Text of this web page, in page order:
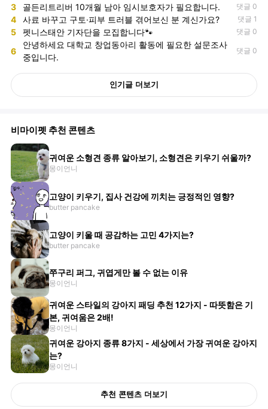
3 골든리트리버 10개월 남아 임시보호자가 필요합니다. 댓글 0
4 사료 바꾸고 구토·피부 트러블 겪어보신 분 계신가요? 댓글 1
5 펫니스태안 기자단을 모집합니다🐾 댓글 0
6
안녕하세요 대학교 창업동아리 활동에 필요한 설문조사
중입니다.
댓글 0
인기글 더보기
비마이펫 추천 콘텐츠
귀여운 소형견 종류 알아보기, 소형견은 키우기 쉬울까?
몽이언니
고양이 키우기, 집사 건강에 끼치는 긍정적인 영향?
butter pancake
고양이 키울 때 공감하는 고민 4가지는?
butter pancake
쭈구리 퍼그, 귀엽게만 볼 수 없는 이유
몽이언니
귀여운 스타일의 강아지 패딩 추천 12가지 - 따뜻함은 기
본, 귀여움은 2배!
몽이언니
귀여운 강아지 종류 8가지 - 세상에서 가장 귀여운 강아지
는?
몽이언니
추천 콘텐츠 더보기